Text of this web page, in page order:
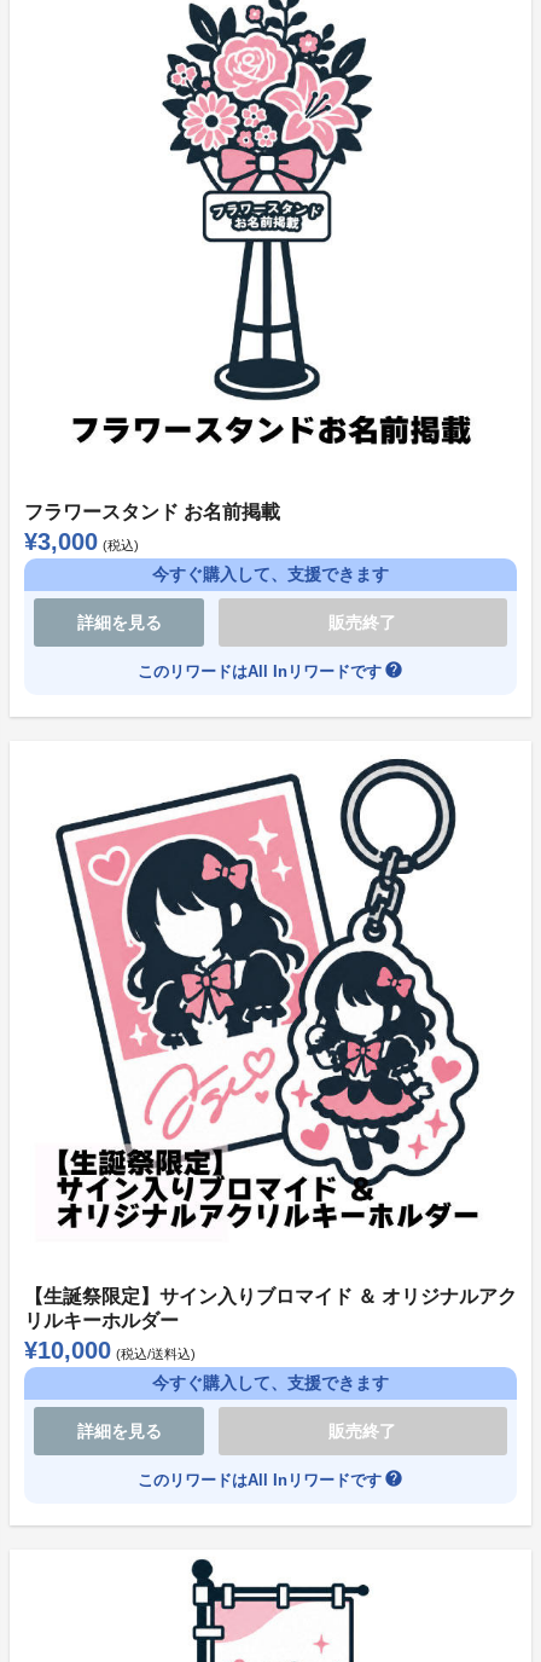
リターン品の発送について
・返礼品は、生誕祭終了後に順次発送させていただきま
・オフイベントに関するご案内は、メッセージにてお送
※申込者様の設定等が原因によるリターン品の不着につ
いては、責任を負いかねます。
※ご支援後のキャンセルおよびご返金は、いかなる理由
があってもお受けできません。あらかじめご了承くださ
支援金の用途につきまして
達成金額に応じて、生誕祭の内容がさらに華やかにパワ
ーアップしていきます。
ゴール達成時の生誕祭制作費として使用させていただき
ます。
皆様からの温かいご支援を、心よりお待ちしておりま
よくある質問
●プロジェクトについて
目標金額が達成できなかった場合は、プロジェクト内容
の実施、グッズの生産などリワードの提供は行われませ
ん。
あらかじめご了承ください。
その際の返金手続きなどにつきましては、ソレオスの規
約に基づきます。
●支援方法について（お支払いについて）
本プロジェクトの支払方法は【クレジットカード】【コ
ンビニ決済】となっております。
フラワースタンド お名前掲載
¥3,000 (税込)
今すぐ購入して、支援できます
詳細を見る 販売終了
このリワードはAll Inリワードです help
【生誕祭限定】サイン入りブロマイド ＆ オリジナルアク
リルキーホルダー
¥10,000 (税込/送料込)
今すぐ購入して、支援できます
詳細を見る 販売終了
このリワードはAll Inリワードです help